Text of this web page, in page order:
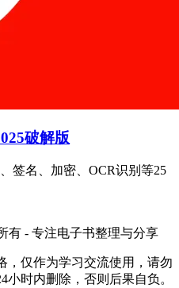
破解版
签名、加密、OCR识别等25
有 - 专注电子书整理与分享
，仅作为学习交流使用，请勿
时内删除，否则后果自负。